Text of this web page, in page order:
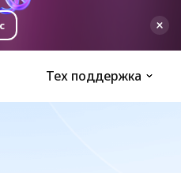
Тех поддержка